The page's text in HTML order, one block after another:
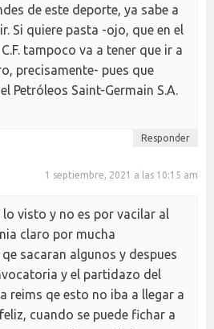
de este deporte, ya sabe a
Si quiere pasta -ojo, que en el
tampoco va a tener que ir a
precisamente- pues que
Petróleos Saint-Germain S.A.
Responder
1 septiembre, 2021 a las 10:15 am
lo visto y no es por vacilar al
claro por mucha
sacaran algunos y despues
y el partidazo del
reims qe esto no iba a llegar a
cuando se puede fichar a